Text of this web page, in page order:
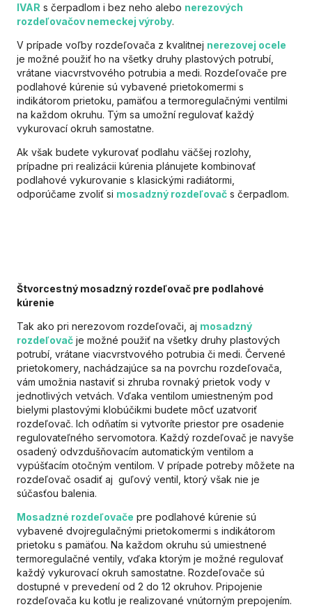
IVAR s čerpadlom i bez neho alebo nerezových
rozdeľovačov nemeckej výroby.
V prípade voľby rozdeľovača z kvalitnej nerezovej ocele
je možné použiť ho na všetky druhy plastových potrubí,
vrátane viacvrstvového potrubia a medi. Rozdeľovače pre
podlahové kúrenie sú vybavené prietokomermi s
indikátorom prietoku, pamäťou a termoregulačnými ventilmi
na každom okruhu. Tým sa umožní regulovať každý
vykurovací okruh samostatne.
Ak však budete vykurovať podlahu väčšej rozlohy,
prípadne pri realizácii kúrenia plánujete kombinovať
podlahové vykurovanie s klasickými radiátormi,
odporúčame zvoliť si mosadzný rozdeľovač s čerpadlom.
Štvorcestný mosadzný rozdeľovač pre podlahové
kúrenie
Tak ako pri nerezovom rozdeľovači, aj mosadzný
rozdeľovač je možné použiť na všetky druhy plastových
potrubí, vrátane viacvrstvového potrubia či medi. Červené
prietokomery, nachádzajúce sa na povrchu rozdeľovača,
vám umožnia nastaviť si zhruba rovnaký prietok vody v
jednotlivých vetvách. Vďaka ventilom umiestneným pod
bielymi plastovými klobúčikmi budete môcť uzatvoriť
rozdeľovač. Ich odňatím si vytvoríte priestor pre osadenie
regulovateľného servomotora. Každý rozdeľovač je navyše
osadený odvzdušňovacím automatickým ventilom a
vypúšťacím otočným ventilom. V prípade potreby môžete na
rozdeľovač osadiť aj guľový ventil, ktorý však nie je
súčasťou balenia.
Mosadzné rozdeľovače pre podlahové kúrenie sú
vybavené dvojregulačnými prietokomermi s indikátorom
prietoku s pamäťou. Na každom okruhu sú umiestnené
termoregulačné ventily, vďaka ktorým je možné regulovať
každý vykurovací okruh samostatne. Rozdeľovače sú
dostupné v prevedení od 2 do 12 okruhov. Pripojenie
rozdeľovača ku kotlu je realizované vnútorným prepojením.